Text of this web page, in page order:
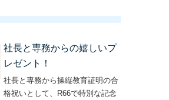
社長と専務からの嬉しいプ
レゼント！
社長と専務から操縦教育証明の合
格祝いとして、R66で特別な記念